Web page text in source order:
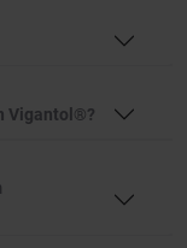
Vigantol®?